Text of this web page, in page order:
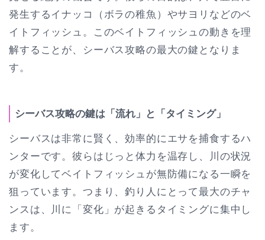
発生するイナッコ（ボラの稚魚）やサヨリなどのベ
イトフィッシュ。このベイトフィッシュの動きを理
解することが、シーバス攻略の最大の鍵となりま
す。
シーバス攻略の鍵は「流れ」と「タイミング」
シーバスは非常に賢く、効率的にエサを捕食するハ
ンターです。彼らはじっと体力を温存し、川の状況
が変化してベイトフィッシュが無防備になる一瞬を
狙っています。つまり、釣り人にとって最大のチャ
ンスは、川に「変化」が起きるタイミングに集中し
ます。